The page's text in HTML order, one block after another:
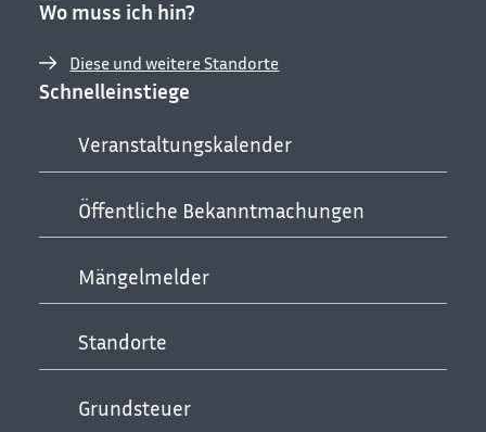
Wo muss ich hin?
Diese und weitere Standorte
Schnelleinstiege
Veranstaltungskalender
Öffentliche Bekanntmachungen
Mängelmelder
Standorte
Grundsteuer